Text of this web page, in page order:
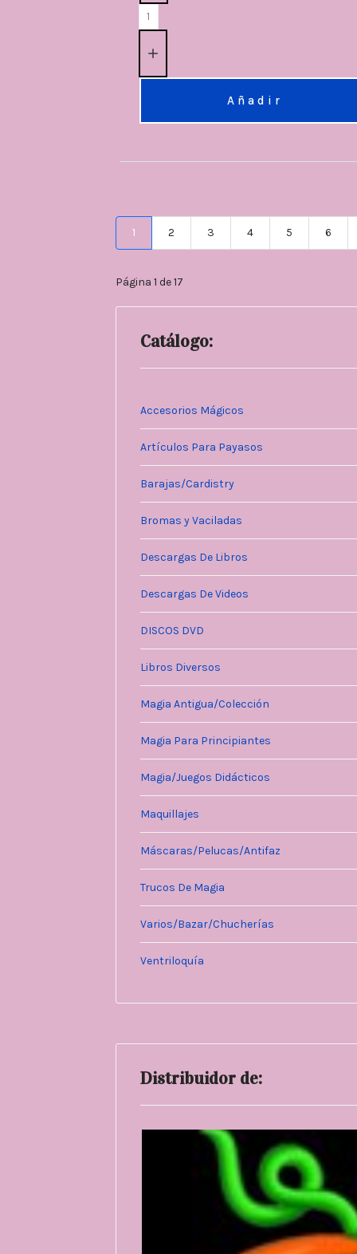
Añadir
1 2 3 4 5 6
Página 1 de 17
Catálogo:
Accesorios Mágicos
Artículos Para Payasos
Barajas/Cardistry
Bromas y Vaciladas
Descargas De Libros
Descargas De Videos
DISCOS DVD
Libros Diversos
Magia Antigua/Colección
Magia Para Principiantes
Magia/Juegos Didácticos
Maquillajes
Máscaras/Pelucas/Antifaz
Trucos De Magia
Varios/Bazar/Chucherías
Ventriloquía
Distribuidor de: